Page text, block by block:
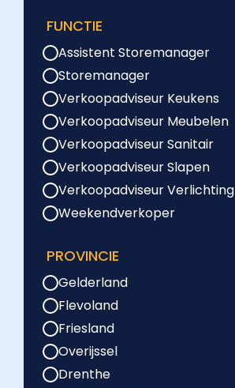
FUNCTIE
Assistent Storemanager
Storemanager
Verkoopadviseur Keukens
Verkoopadviseur Meubelen
Verkoopadviseur Sanitair
Verkoopadviseur Slapen
Verkoopadviseur Verlichting
Weekendverkoper
PROVINCIE
Gelderland
Flevoland
Friesland
Overijssel
Drenthe